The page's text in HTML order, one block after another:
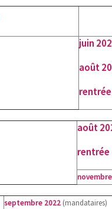
juin
août
août
rentrée
septembre 2022 (mandataires)